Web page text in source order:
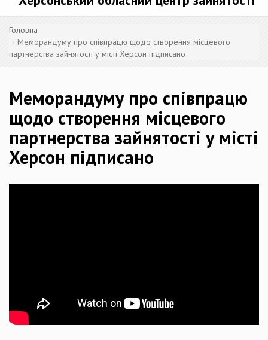
Головна
Меморандуму про співпрацю щодо створення місцевого
партнерства зайнятості у місті Херсон підписано
Меморандуму про співпрацю
щодо створення місцевого
партнерства зайнятості у місті
Херсон підписано